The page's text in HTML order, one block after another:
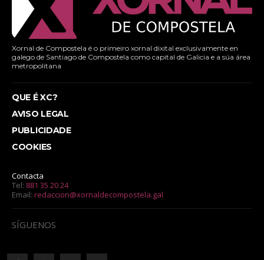
Xornal de Compostela é o primeiro xornal dixital exclusivamente en
galego de Santiago de Compostela como capital de Galicia e a súa área
metropolitana
QUE É XC?
AVISO LEGAL
PUBLICIDADE
COOKIES
Contacta
Tel: 881 35 20 24
Email: redaccion@xornaldecompostela.gal
SÍGUENOS